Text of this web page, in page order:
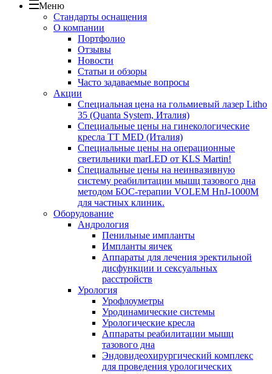
Меню
Стандарты оснащения
О компании
Портфолио
Отзывы
Новости
Статьи и обзоры
Часто задаваемые вопросы
Акции
Специальная цена на гольмиевый лазер Litho
35 (Quanta System, Италия)
Специальные цены на гинекологические
кресла TT MED (Италия)
Специальные цены на операционные
светильники marLED от KLS Martin!
Специальные цены на неинвазивную
систему реабилитации мышц тазового дна
методом БОС-терапии VOLEM HnJ-1000M
для частных клиник.
Оборудование
Андрология
Пенильные импланты
Импланты яичек
Аппараты для лечения эректильной
дисфункции и сексуальных
расстройств
Урология
Урофлоуметры
Уродинамические системы
Урологические кресла
Аппараты реабилитации мышц
тазового дна
Эндовидеохирургический комплекс
для проведения урологических